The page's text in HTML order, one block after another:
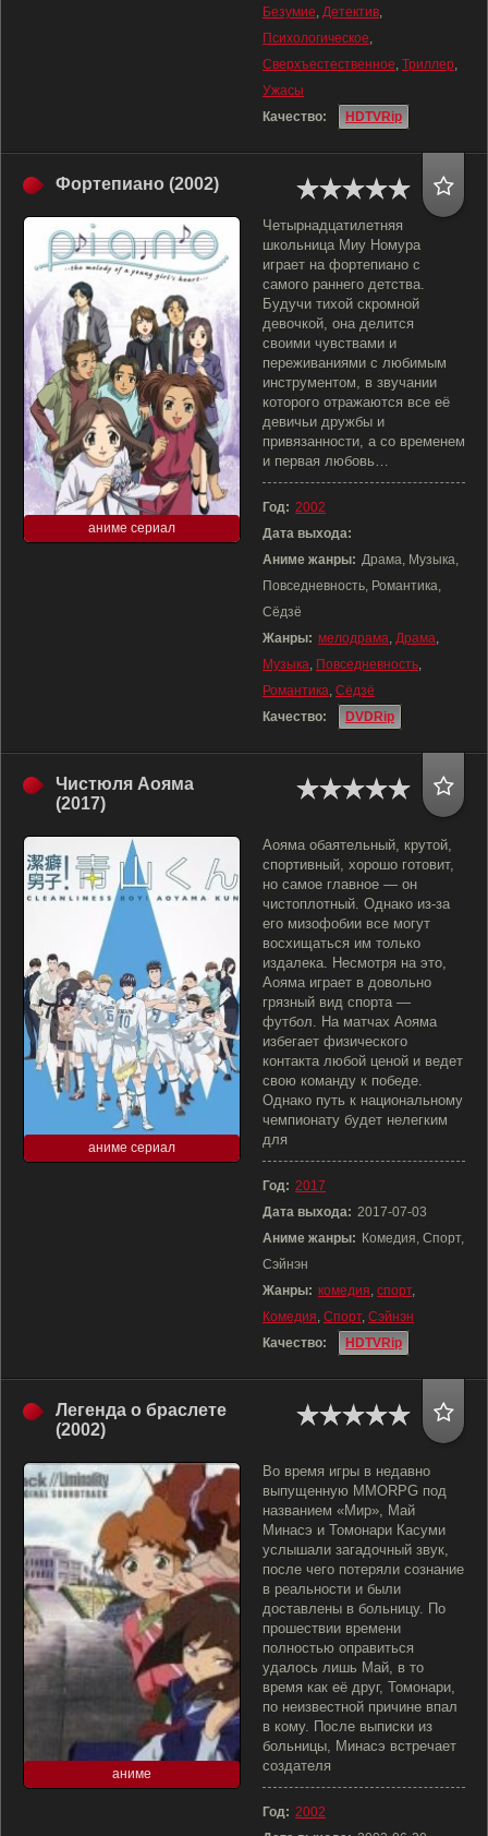
Безумие, Детектив,
Психологическое,
Сверхъестественное, Триллер,
Ужасы
Качество:
HDTVRip
Фортепиано (2002)
аниме сериал
Четырнадцатилетняя
школьница Миу Номура
играет на фортепиано с
самого раннего детства.
Будучи тихой скромной
девочкой, она делится
своими чувствами и
переживаниями с любимым
инструментом, в звучании
которого отражаются все её
девичьи дружбы и
привязанности, а со временем
и первая любовь…
Год: 2002
Дата выхода:
Аниме жанры: Драма, Музыка,
Повседневность, Романтика,
Сёдзё
Жанры: мелодрама, Драма,
Музыка, Повседневность,
Романтика, Сёдзё
Качество:
DVDRip
Чистюля Аояма
(2017)
аниме сериал
Аояма обаятельный, крутой,
спортивный, хорошо готовит,
но самое главное — он
чистоплотный. Однако из-за
его мизофобии все могут
восхищаться им только
издалека. Несмотря на это,
Аояма играет в довольно
грязный вид спорта —
футбол. На матчах Аояма
избегает физического
контакта любой ценой и ведет
свою команду к победе.
Однако путь к национальному
чемпионату будет нелегким
для
Год: 2017
Дата выхода: 2017-07-03
Аниме жанры: Комедия, Спорт,
Сэйнэн
Жанры: комедия, спорт,
Комедия, Спорт, Сэйнэн
Качество:
HDTVRip
Легенда о браслете
(2002)
аниме
Во время игры в недавно
выпущенную MMORPG под
названием «Мир», Май
Минасэ и Томонари Касуми
услышали загадочный звук,
после чего потеряли сознание
в реальности и были
доставлены в больницу. По
прошествии времени
полностью оправиться
удалось лишь Май, в то
время как её друг, Томонари,
по неизвестной причине впал
в кому. После выписки из
больницы, Минасэ встречает
создателя
Год: 2002